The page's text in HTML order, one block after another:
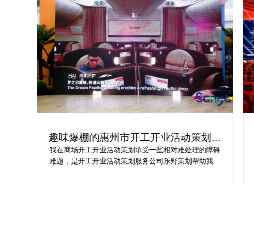
趣味爆棚的惠州市开工开业活动策划方
案精选
我在商场开工开业活动策划承受一些相对难处理的障碍
难题，是开工开业活动策划服务公司乐野策划帮助我完
场开工开业活动策划堪称完美，下次有计划还会选择乐